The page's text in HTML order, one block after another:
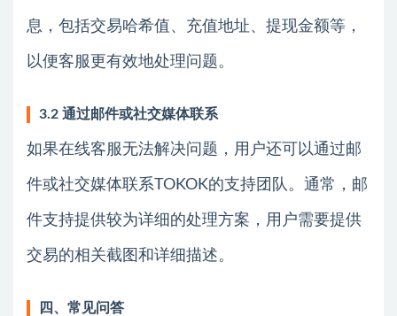
息，包括交易哈希值、充值地址、提现金额等，
以便客服更有效地处理问题。
3.2 通过邮件或社交媒体联系
如果在线客服无法解决问题，用户还可以通过邮
件或社交媒体联系TOKOK的支持团队。通常，邮
件支持提供较为详细的处理方案，用户需要提供
交易的相关截图和详细描述。
四、常见问答